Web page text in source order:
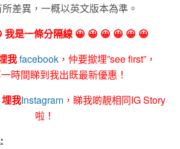
差異，一概以英文版本為準。
我是一條分隔線 😀 😀 😀 😀 😀 😀
我facebook ，仲要撳埋”see first”，
時間睇到我出既最新優惠！
我Instagram ，睇我啲靚相同IG Story
啦！